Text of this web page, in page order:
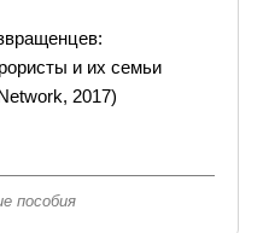
и их семьи
2017)
пособия